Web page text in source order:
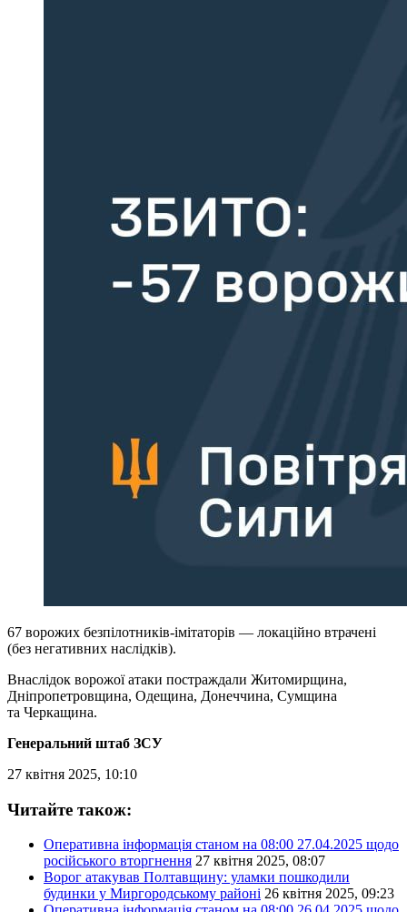
67 ворожих безпілотників-імітаторів — локаційно втрачені
(без негативних наслідків).
Внаслідок ворожої атаки постраждали Житомирщина,
Дніпропетровщина, Одещина, Донеччина, Сумщина
та Черкащина.
Генеральний штаб ЗСУ
27 квітня 2025, 10:10
Читайте також:
Оперативна інформація станом на 08:00 27.04.2025 щодо
російського вторгнення 27 квітня 2025, 08:07
Ворог атакував Полтавщину: уламки пошкодили
будинки у Миргородському районі 26 квітня 2025, 09:23